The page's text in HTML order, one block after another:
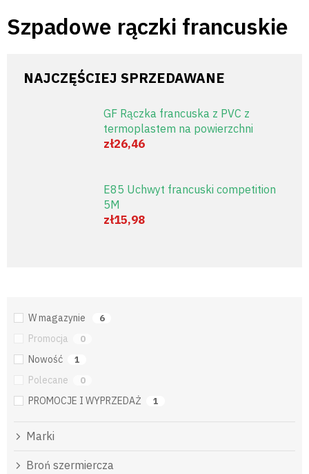
do
treści
Szpadowe rączki francuskie
NAJCZĘŚCIEJ SPRZEDAWANE
GF Rączka francuska z PVC z
termoplastem na powierzchni
zł26,46
E85 Uchwyt francuski competition
5M
zł15,98
W magazynie 6
Promocja 0
Nowość 1
Polecane 0
PROMOCJE I WYPRZEDAŻ 1
Marki
Broń szermiercza